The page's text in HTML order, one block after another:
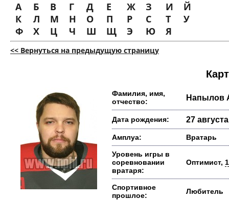
А Б В Г Д Е Ж З И
Й
К
Л М Н О П Р С Т
У
Ф
Х Ц Ч Ш Щ Э Ю Я
<< Вернуться на предыдущую страницу
Фамилия, имя,
отчество:
Напылов
Дата рождения: 27
Амплуа: Вратарь
Уровень игры в
соревновании
вратаря:
Оптимист,
Спортивное
прошлое:
Любитель